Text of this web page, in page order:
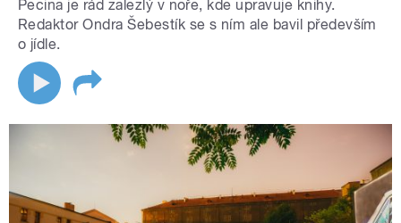
Pecina je rád zalezlý v noře, kde upravuje knihy.
Redaktor Ondra Šebestík se s ním ale bavil především
o jídle.